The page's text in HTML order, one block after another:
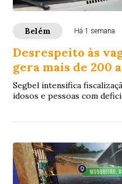
Belém Há 1 semana
Desrespeito às
gera mais de 200
Segbel intensifica
idosos e pessoas com